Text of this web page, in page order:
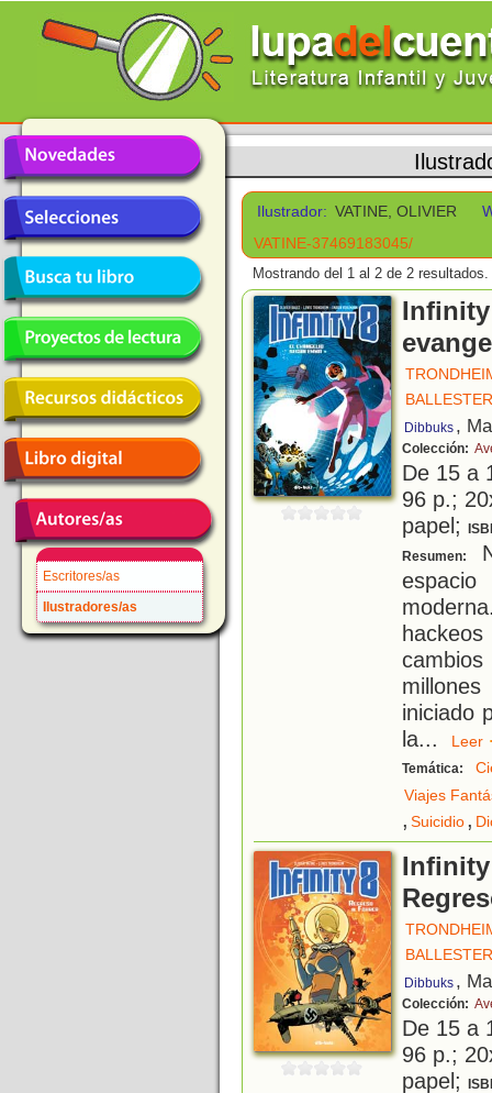
Escritores/as
Ilustradores/as
Ilustrador: VATINE, OLIVIER
VATINE-37469183045/
Mostrando del 1 al 2 de 2 resultados.
Dibbuks ,
Colección:
De 15 a
96 p.;
papel;
Resumen:
iniciado
la...
Temática:
Viajes
, Suicidio,
Dibbuks ,
Colección:
De 15 a
96 p.;
papel;